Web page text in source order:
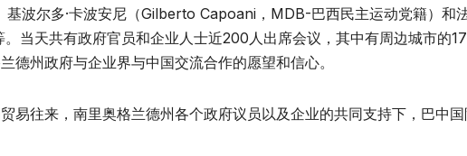
波尔多·卡波安尼（Gilberto Capoani，MDB-巴西民主运动党籍）和
当天共有政府官员和企业人士近200人出席会议，其中有周边城市的
德州政府与企业界与中国交流合作的愿望和信心。
易往来，南里奥格兰德州各个政府议员以及企业的共同支持下，巴中